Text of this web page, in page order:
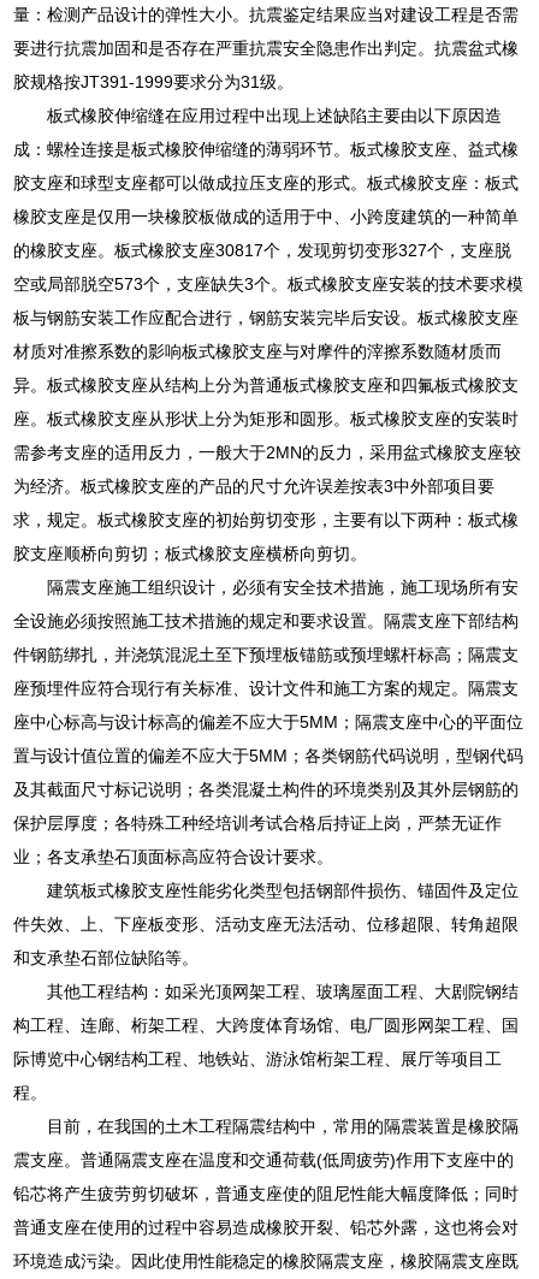
量：检测产品设计的弹性大小。抗震鉴定结果应当对建设工程是否需
要进行抗震加固和是否存在严重抗震安全隐患作出判定。抗震盆式橡
胶规格按JT391-1999要求分为31级。
板式橡胶伸缩缝在应用过程中出现上述缺陷主要由以下原因造
成：螺栓连接是板式橡胶伸缩缝的薄弱环节。板式橡胶支座、益式橡
胶支座和球型支座都可以做成拉压支座的形式。板式橡胶支座：板式
橡胶支座是仅用一块橡胶板做成的适用于中、小跨度建筑的一种简单
的橡胶支座。板式橡胶支座30817个，发现剪切变形327个，支座脱
空或局部脱空573个，支座缺失3个。板式橡胶支座安装的技术要求模
板与钢筋安装工作应配合进行，钢筋安装完毕后安设。板式橡胶支座
材质对准擦系数的影响板式橡胶支座与对摩件的滓擦系数随材质而
异。板式橡胶支座从结构上分为普通板式橡胶支座和四氟板式橡胶支
座。板式橡胶支座从形状上分为矩形和圆形。板式橡胶支座的安装时
需参考支座的适用反力，一般大于2MN的反力，采用盆式橡胶支座较
为经济。板式橡胶支座的产品的尺寸允许误差按表3中外部项目要
求，规定。板式橡胶支座的初始剪切变形，主要有以下两种：板式橡
胶支座顺桥向剪切；板式橡胶支座横桥向剪切。
隔震支座施工组织设计，必须有安全技术措施，施工现场所有安
全设施必须按照施工技术措施的规定和要求设置。隔震支座下部结构
件钢筋绑扎，并浇筑混泥土至下预埋板锚筋或预埋螺杆标高；隔震支
座预埋件应符合现行有关标准、设计文件和施工方案的规定。隔震支
座中心标高与设计标高的偏差不应大于5MM；隔震支座中心的平面位
置与设计值位置的偏差不应大于5MM；各类钢筋代码说明，型钢代码
及其截面尺寸标记说明；各类混凝土构件的环境类别及其外层钢筋的
保护层厚度；各特殊工种经培训考试合格后持证上岗，严禁无证作
业；各支承垫石顶面标高应符合设计要求。
建筑板式橡胶支座性能劣化类型包括钢部件损伤、锚固件及定位
件失效、上、下座板变形、活动支座无法活动、位移超限、转角超限
和支承垫石部位缺陷等。
其他工程结构：如采光顶网架工程、玻璃屋面工程、大剧院钢结
构工程、连廊、桁架工程、大跨度体育场馆、电厂圆形网架工程、国
际博览中心钢结构工程、地铁站、游泳馆桁架工程、展厅等项目工
程。
目前，在我国的土木工程隔震结构中，常用的隔震装置是橡胶隔
震支座。普通隔震支座在温度和交通荷载(低周疲劳)作用下支座中的
铅芯将产生疲劳剪切破坏，普通支座使的阻尼性能大幅度降低；同时
普通支座在使用的过程中容易造成橡胶开裂、铅芯外露，这也将会对
环境造成污染。因此使用性能稳定的橡胶隔震支座，橡胶隔震支座既